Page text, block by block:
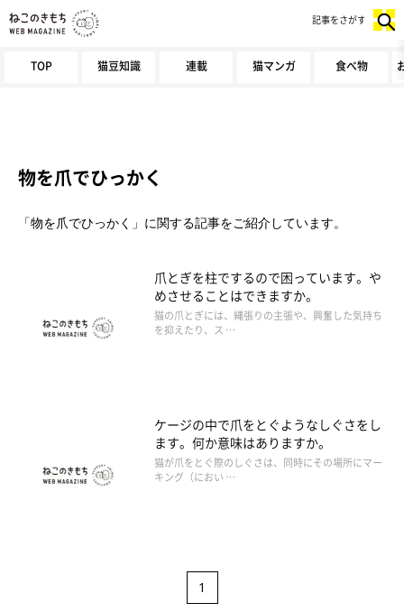
TOP 猫豆知識 連載 猫マンガ 食べ物
記事をさがす
物を爪でひっかく
「物を爪でひっかく」に関する記事をご紹介しています。
爪とぎを柱でするので困っています。や
めさせることはできますか。
猫の爪とぎには、縄張りの主張や、興奮した気持ち
を抑えたり、ス …
ケージの中で爪をとぐようなしぐさをし
ます。何か意味はありますか。
猫が爪をとぐ際のしぐさは、同時にその場所にマー
キング（におい …
1